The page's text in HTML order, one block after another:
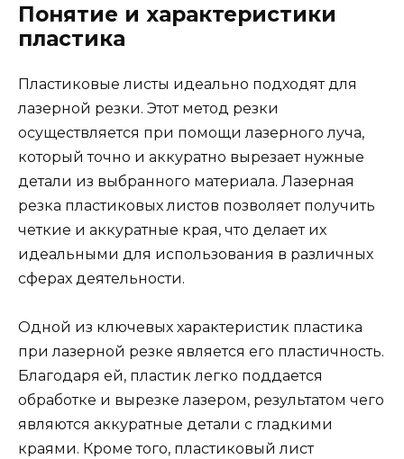
Понятие и характеристики
пластика
Пластиковые листы идеально подходят для
лазерной резки. Этот метод резки
осуществляется при помощи лазерного луча,
который точно и аккуратно вырезает нужные
детали из выбранного материала. Лазерная
резка пластиковых листов позволяет получить
четкие и аккуратные края, что делает их
идеальными для использования в различных
сферах деятельности.
Одной из ключевых характеристик пластика
при лазерной резке является его пластичность.
Благодаря ей, пластик легко поддается
обработке и вырезке лазером, результатом чего
являются аккуратные детали с гладкими
краями. Кроме того, пластиковый лист